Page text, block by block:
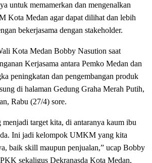
untuk memamerkan dan mengenalkan
Kota Medan agar dapat dilihat dan lebih
bekerjasama dengan stakeholder.
Kota Medan Bobby Nasution saat
Kerjasama antara Pemko Medan dan
peningkatan dan pengembangan produk
di halaman Gedung Graha Merah Putih,
Rabu (27/4) sore.
target kita, di antaranya kaum ibu
Ini jadi kelompok UMKM yang kita
baik skill maupun penjualan,” ucap Bobby
sekaligus Dekranasda Kota Medan,